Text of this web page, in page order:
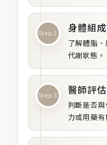
Step 2 身體組
了解體脂
代謝狀態。
Step 3 醫師評估
判斷是否
力或用藥有